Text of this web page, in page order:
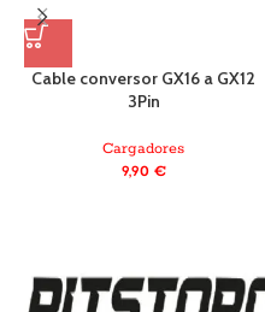
Cable conversor GX16 a GX12
3Pin
Cargadores
9,90 €